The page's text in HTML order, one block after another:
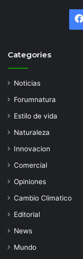
Categories
Noticias
Forumnatura
Estilo de vida
Naturaleza
Innovacion
Comercial
Opiniones
Cambio Climatico
Editorial
News
Mundo